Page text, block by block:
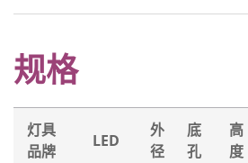
规格
灯具
品牌
LED
外
径
底
孔
高
度